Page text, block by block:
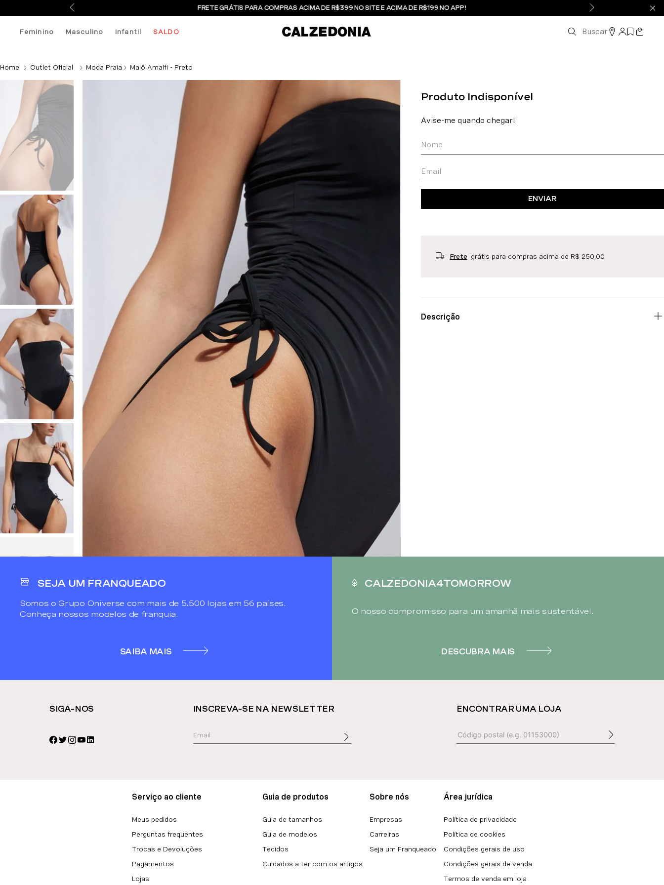
FRETE GRÁTIS PARA COMPRAS ACIMA DE R$399 NO SITE E ACIMA DE R$199 NO APP!
Feminino Masculino Infantil SALDO Buscar
Outlet Oficial Moda Praia Maiô Amalfi - Preto
ENVIAR
Frete grátis para compras acima de R$ 250,00
Descrição
SEJA UM FRANQUEADO
Somos o Grupo Oniverse com mais de 5.500 lojas em 56 países.
Conheça nossos modelos de franquia.
SAIBA MAIS
CALZEDONIA4TOMORROW
O nosso compromisso para um amanhã mais sustentável.
DESCUBRA MAIS
SIGA-NOS INSCREVA-SE NA NEWSLETTER ENCONTRAR UMA LOJA
Serviço ao cliente
Meus pedidos
Perguntas frequentes
Trocas e Devoluções
Pagamentos
Lojas
Guia de produtos
Guia de tamanhos
Guia de modelos
Tecidos
Cuidados a ter com os artigos
Sobre nós
Empresas
Carreiras
Seja um Franqueado
Área jurídica
Política de privacidade
Política de cookies
Condições gerais de uso
Condições gerais de venda
Termos de venda em loja